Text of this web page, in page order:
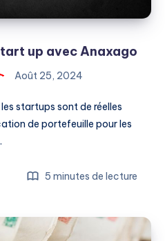
up avec Anaxago
Août 25, 2024
startups sont de réelles
de portefeuille pour les
5 minutes de lecture